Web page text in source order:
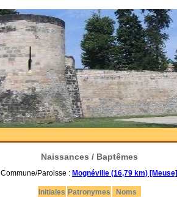
Naissances / Baptêmes
Commune/Paroisse : Mognéville (16,79 km) [Meuse]
Initiales Patronymes
Noms